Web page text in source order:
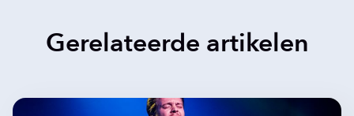
Gerelateerde artikelen